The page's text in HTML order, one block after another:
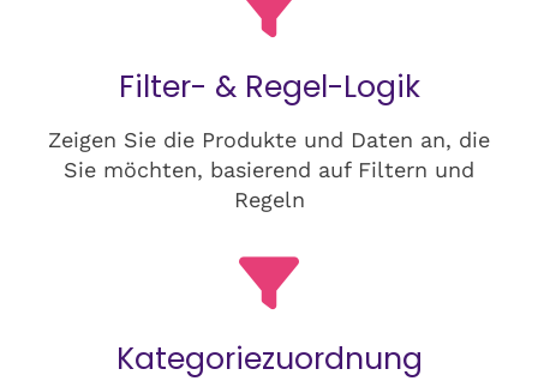
Filter- & Regel-Logik
Zeigen Sie die Produkte und Daten an, die
Sie möchten, basierend auf Filtern und
Regeln
Kategoriezuordnung